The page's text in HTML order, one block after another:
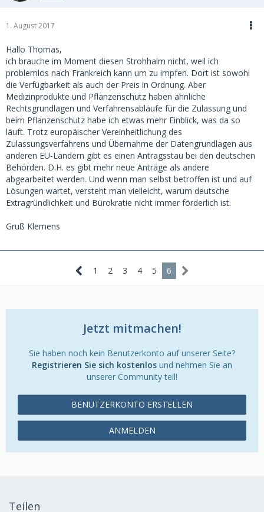
1. August 2017
Hallo Thomas,
ich brauche im Moment diesen Strohhalm nicht, weil ich
problemlos nach Frankreich kann um zu impfen. Dort ist sowohl
die Verfügbarkeit als auch der Preis in Ordnung. Aber
Medizinprodukte und Pflanzenschutz haben ähnliche
Rechtsgrundlagen und Verfahrensabläufe für die Zulassung und
beim Pflanzenschutz habe ich etwas mehr Einblick, was da so
läuft. Trotz europäischer Vereinheitlichung des
Zulassungsverfahrens und Übernahme der Datengrundlagen aus
anderen EU-Ländern gibt es einen Antragsstau bei den deutschen
Behörden. D.H. es gibt mehr neue Anträge als andere
abgearbeitet werden. Und wenn man selbst betroffen ist und auf
Lösungen wartet, versteht man vielleicht, warum deutsche
Extragründlichkeit und Bürokratie nicht immer förderlich ist.
Gruß Klemens
1 2 3 4 5 6
Jetzt mitmachen!
Sie haben noch kein Benutzerkonto auf unserer Seite?
Registrieren Sie sich kostenlos und nehmen Sie an
unserer Community teil!
BENUTZERKONTO ERSTELLEN
ANMELDEN
Teilen